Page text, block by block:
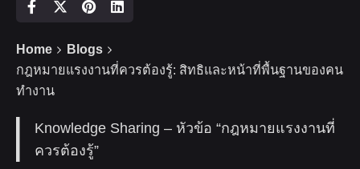
Home
Blogs
กฎหมายแรงงานที่ควรต้องรู้: สิทธิและหน้าที่พื้นฐานของคน
ทำงาน
Knowledge Sharing – หัวข้อ “กฎหมายแรงงานที่
ควรต้องรู้”